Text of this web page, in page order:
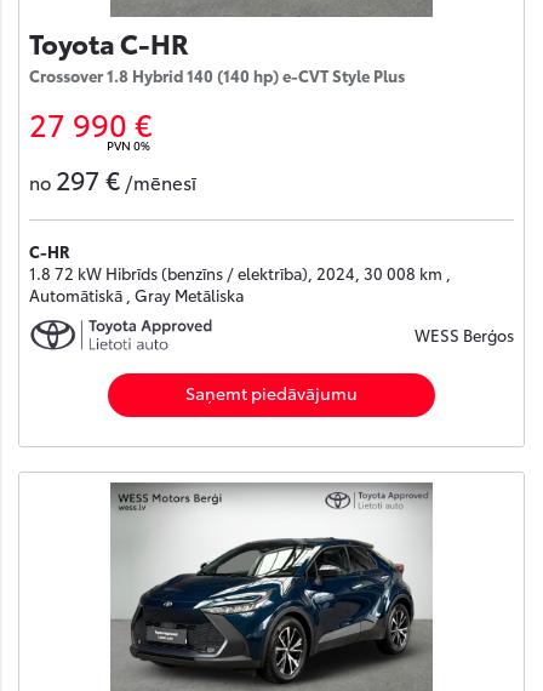
Toyota C-HR
Crossover 1.8 Hybrid 140 (140 hp) e-CVT Style Plus
27 990 €
PVN 0%
no 297 € /mēnesī
C-HR
1.8 72 kW Hibrīds (benzīns / elektrība), 2024, 30 008 km ,
Automātiskā , Gray Metāliska
WESS Berģos
Saņemt piedāvājumu